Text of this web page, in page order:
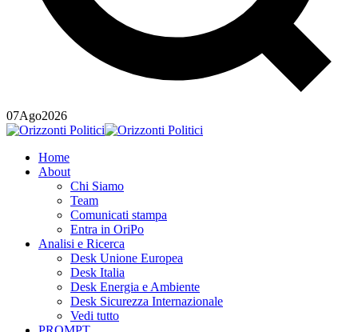
07Ago2026
Home
About
Chi Siamo
Team
Comunicati stampa
Entra in OriPo
Analisi e Ricerca
Desk Unione Europea
Desk Italia
Desk Energia e Ambiente
Desk Sicurezza Internazionale
Vedi tutto